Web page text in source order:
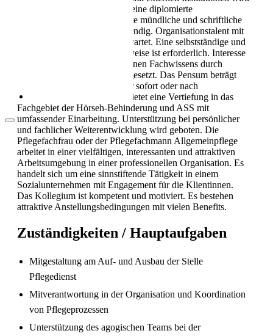
Als Pflegekraft in die Schweiz: Leben, Kultur
und Alltag (2026)
Arbeitsbedingungen in der Pflege in der
Schweiz
sichergestellt. Gefordert wird eine diplomierte
Pflegefachperson HF/FH. Gute mündliche und schriftliche
Deutschkenntnisse sind notwendig. Organisationstalent mit
exakter Arbeitsweise wird erwartet. Eine selbstständige und
eigenverantwortliche Arbeitsweise ist erforderlich. Interesse
an der Aktualisierung des eigenen Fachwissens durch
Weiterbildungen wird vorausgesetzt. Das Pensum beträgt
40–60 %. Der Start erfolgt per sofort oder nach
Vereinbarung. Die Tätigkeit bietet eine Vertiefung in das
Fachgebiet der Hörseh-Behinderung und ASS mit
umfassender Einarbeitung. Unterstützung bei persönlicher
und fachlicher Weiterentwicklung wird geboten. Die
Pflegefachfrau oder der Pflegefachmann Allgemeinpflege
arbeitet in einer vielfältigen, interessanten und attraktiven
Arbeitsumgebung in einer professionellen Organisation. Es
handelt sich um eine sinnstiftende Tätigkeit in einem
Sozialunternehmen mit Engagement für die Klientinnen.
Das Kollegium ist kompetent und motiviert. Es bestehen
attraktive Anstellungsbedingungen mit vielen Benefits.
Zuständigkeiten / Hauptaufgaben
Mitgestaltung am Auf- und Ausbau der Stelle
Pflegedienst
Mitverantwortung in der Organisation und Koordination
von Pflegeprozessen
Unterstützung des agogischen Teams bei der